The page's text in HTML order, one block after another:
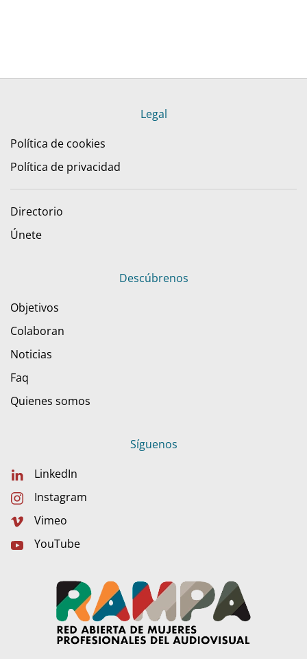
Legal
Política de cookies
Política de privacidad
Directorio
Únete
Descúbrenos
Objetivos
Colaboran
Noticias
Faq
Quienes somos
Síguenos
LinkedIn
Instagram
Vimeo
YouTube